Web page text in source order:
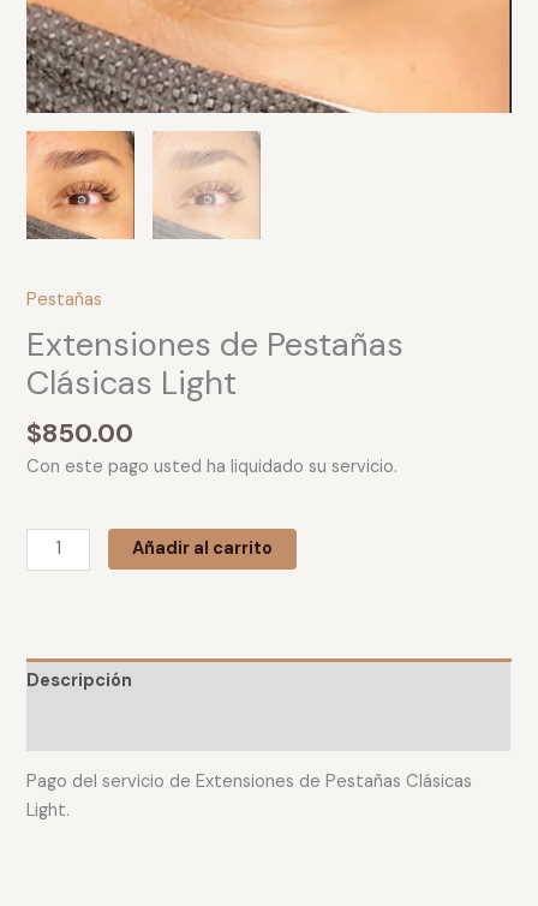
Pestañas
Extensiones de Pestañas
Clásicas Light
$850.00
Con este pago usted ha liquidado su servicio.
Añadir al carrito
Descripción
Pago del servicio de Extensiones de Pestañas Clásicas
Light.